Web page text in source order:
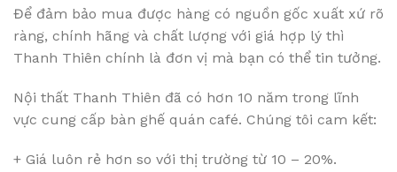
Để đảm bảo mua được hàng có nguồn gốc xuất xứ rõ
ràng, chính hãng và chất lượng với giá hợp lý thì
Thanh Thiên chính là đơn vị mà bạn có thể tin tưởng.
Nội thất Thanh Thiên đã có hơn 10 năm trong lĩnh
vực cung cấp bàn ghế quán café. Chúng tôi cam kết:
+ Giá luôn rẻ hơn so với thị trường từ 10 – 20%.